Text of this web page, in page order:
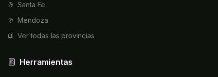
Santa Fe
Mendoza
Ver todas las provincias
Herramientas